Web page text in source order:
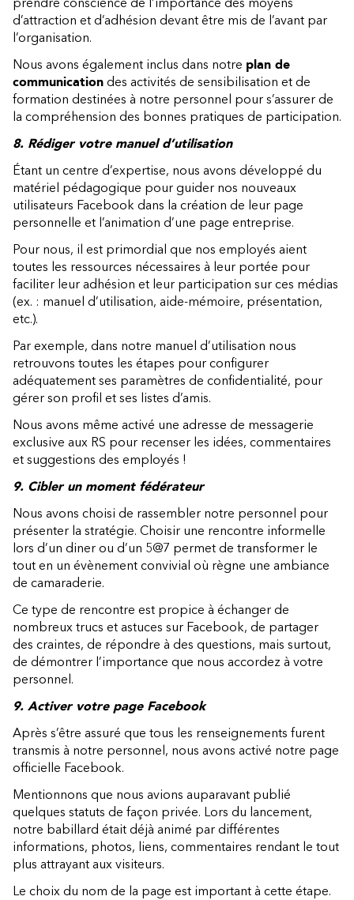
d’attraction et d’adhésion devant être mis de l’avant par
l’organisation.
Nous avons également inclus dans notre plan de
communication des activités de sensibilisation et de
formation destinées à notre personnel pour s’assurer de
la compréhension des bonnes pratiques de participation.
8. Rédiger votre manuel d’utilisation
Étant un centre d’expertise, nous avons développé du
matériel pédagogique pour guider nos nouveaux
utilisateurs Facebook dans la création de leur page
personnelle et l’animation d’une page entreprise.
Pour nous, il est primordial que nos employés aient
toutes les ressources nécessaires à leur portée pour
faciliter leur adhésion et leur participation sur ces médias
(ex. : manuel d’utilisation, aide-mémoire, présentation,
etc.).
Par exemple, dans notre manuel d’utilisation nous
retrouvons toutes les étapes pour configurer
adéquatement ses paramètres de confidentialité, pour
gérer son profil et ses listes d’amis.
Nous avons même activé une adresse de messagerie
exclusive aux RS pour recenser les idées, commentaires
et suggestions des employés !
9. Cibler un moment fédérateur
Nous avons choisi de rassembler notre personnel pour
présenter la stratégie. Choisir une rencontre informelle
lors d’un diner ou d’un 5@7 permet de transformer le
tout en un évènement convivial où règne une ambiance
de camaraderie.
Ce type de rencontre est propice à échanger de
nombreux trucs et astuces sur Facebook, de partager
des craintes, de répondre à des questions, mais surtout,
de démontrer l’importance que nous accordez à votre
personnel.
9. Activer votre page Facebook
Après s’être assuré que tous les renseignements furent
transmis à notre personnel, nous avons activé notre page
officielle Facebook.
Mentionnons que nous avions auparavant publié
quelques statuts de façon privée. Lors du lancement,
notre babillard était déjà animé par différentes
informations, photos, liens, commentaires rendant le tout
plus attrayant aux visiteurs.
Le choix du nom de la page est important à cette étape.